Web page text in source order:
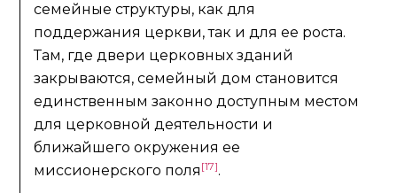
семейные структуры, как для
поддержания церкви, так и для ее роста.
Там, где двери церковных зданий
закрываются, семейный дом становится
единственным законно доступным местом
для церковной деятельности и
ближайшего окружения ее
миссионерского поля [17].